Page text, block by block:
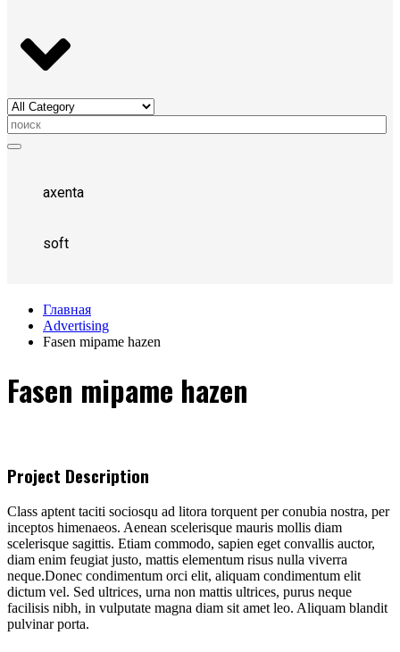
axenta
soft
Главная
Advertising
Fasen mipame hazen
Fasen mipame hazen
Project Description
Class aptent taciti sociosqu ad litora torquent per conubia nostra, per
inceptos himenaeos. Aenean scelerisque mauris mollis diam
scelerisque sagittis. Etiam commodo, sapien eget convallis auctor,
diam enim feugiat justo, mattis elementum risus nulla viverra
neque.Donec condimentum orci elit, aliquam condimentum elit
dictum vel. Sed ultrices, urna non mattis ultrices, purus neque
facilisis nibh, in vulputate magna diam sit amet leo. Aliquam blandit
pulvinar porta.